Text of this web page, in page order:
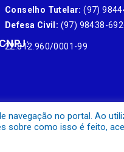
Conselho Tutelar: (97)
Defesa Civil: (97) 98438-
CNPJ:
22.812.960/0001-99
navegação no portal. Ao
sobre como isso é feito,